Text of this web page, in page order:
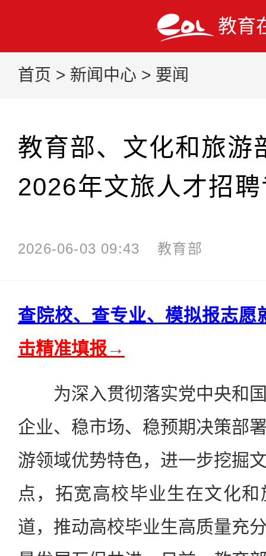
教育
首页 > 新闻中心 > 要闻
教育部、文化和旅游
2026年文旅人才招
2026-06-03 09:43 教育部
查院校、查专业、模拟报志
击精准填报→
为深入贯彻落实党中央和国
企业、稳市场、稳预期决策部
游领域优势特色，进一步挖掘
点，拓宽高校毕业生在文化
道，推动高校毕业生高质量充